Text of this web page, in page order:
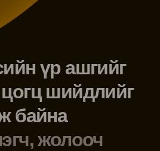
үр ашгийг
шийдлийг
байна
жолооч